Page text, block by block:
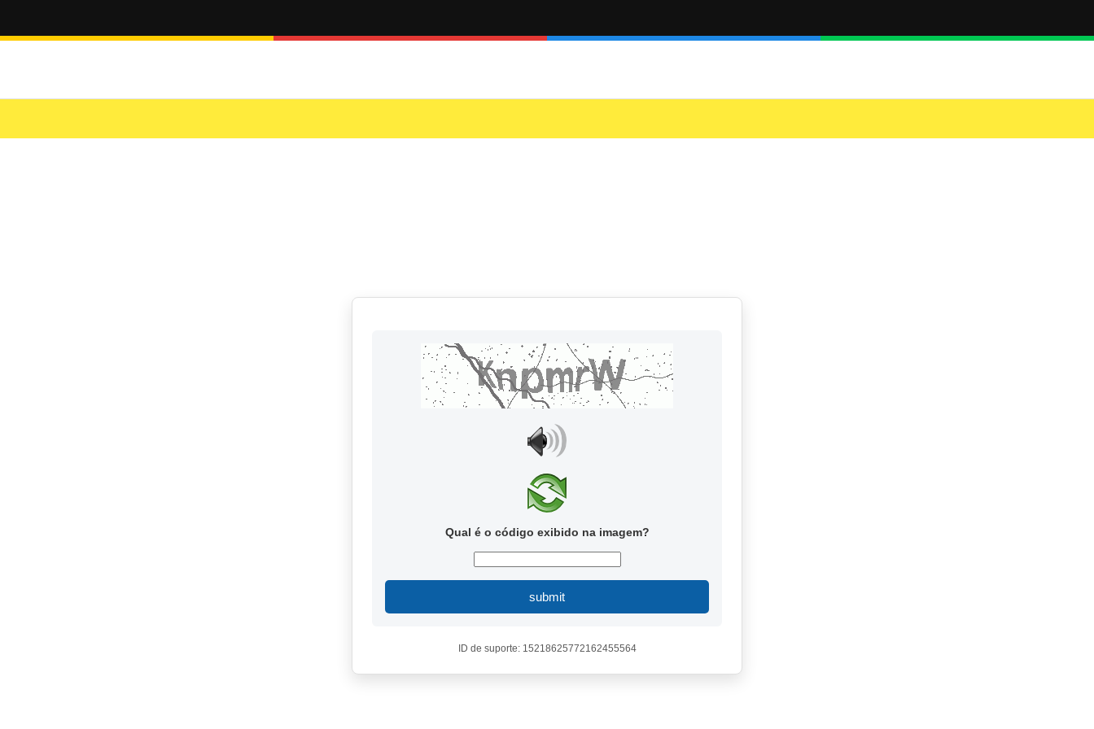
Qual é o código exibido na imagem?
submit
ID de suporte: 15218625772162455564